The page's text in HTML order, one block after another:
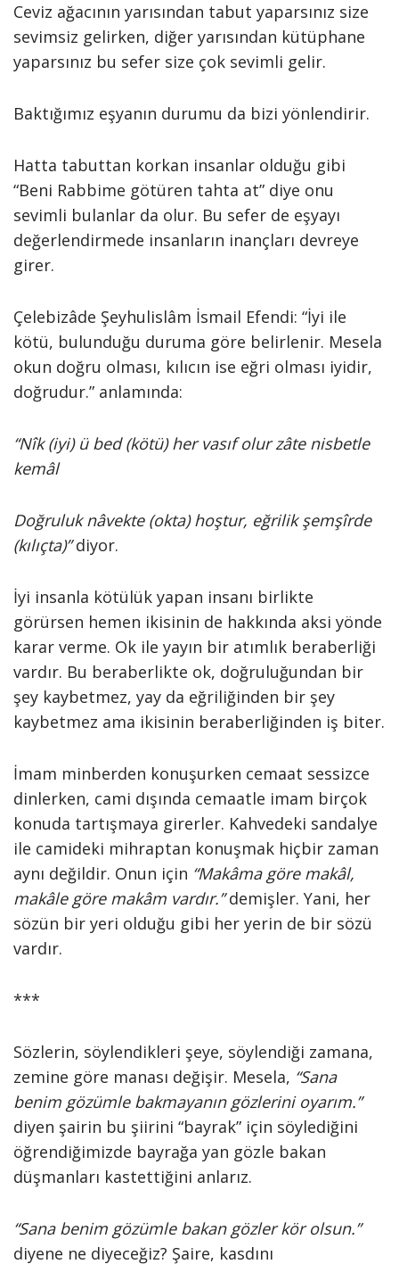
Ceviz ağacının yarısından tabut yaparsınız size
sevimsiz gelirken, diğer yarısından kütüphane
yaparsınız bu sefer size çok sevimli gelir.
Baktığımız eşyanın durumu da bizi yönlendirir.
Hatta tabuttan korkan insanlar olduğu gibi
“Beni Rabbime götüren tahta at” diye onu
sevimli bulanlar da olur. Bu sefer de eşyayı
değerlendirmede insanların inançları devreye
girer.
Çelebizâde Şeyhulislâm İsmail Efendi: “İyi ile
kötü, bulunduğu duruma göre belirlenir. Mesela
okun doğru olması, kılıcın ise eğri olması iyidir,
doğrudur.” anlamında:
“Nîk (iyi) ü bed (kötü) her vasıf olur zâte nisbetle
kemâl
Doğruluk nâvekte (okta) hoştur, eğrilik şemşîrde
(kılıçta)”diyor.
İyi insanla kötülük yapan insanı birlikte
görürsen hemen ikisinin de hakkında aksi yönde
karar verme. Ok ile yayın bir atımlık beraberliği
vardır. Bu beraberlikte ok, doğruluğundan bir
şey kaybetmez, yay da eğriliğinden bir şey
kaybetmez ama ikisinin beraberliğinden iş biter.
İmam minberden konuşurken cemaat sessizce
dinlerken, cami dışında cemaatle imam birçok
konuda tartışmaya girerler. Kahvedeki sandalye
ile camideki mihraptan konuşmak hiçbir zaman
aynı değildir. Onun için “Makâma göre makâl,
makâle göre makâm vardır.”demişler. Yani, her
sözün bir yeri olduğu gibi her yerin de bir sözü
vardır.
***
Sözlerin, söylendikleri şeye, söylendiği zamana,
zemine göre manası değişir. Mesela, “Sana
benim gözümle bakmayanın gözlerini oyarım.”
diyen şairin bu şiirini “bayrak” için söylediğini
öğrendiğimizde bayrağa yan gözle bakan
düşmanları kastettiğini anlarız.
“Sana benim gözümle bakan gözler kör olsun.”
diyene ne diyeceğiz? Şaire, kasdını